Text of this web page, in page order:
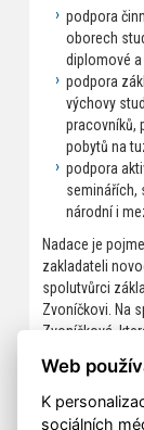
podpora
oborech
diplomové
podpora
výchovy
pracovníků,
pobytů na
podpora
seminářích,
národní i
Nadace je
zakladateli
spolutvůrci
Zvoníčkovi. Na
Zvoníčková,
Dokumenty
Web
K
sociálních